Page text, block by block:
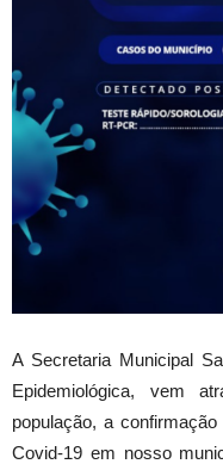
A Secretaria Municipal
Epidemiológica, vem
população, a
Covid-19 em nosso